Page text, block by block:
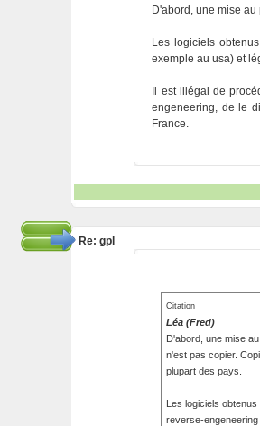
D'abord, une mise
Les logiciels
exemple au usa) et
Il est illégal de
engeneering, de le
France.
Re: gpl
Citation
Léa (Fred)
D'abord, une mise
n'est pas copier.
plupart des pays.
Les logiciels
reverse-